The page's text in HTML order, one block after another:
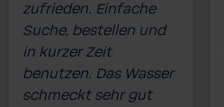
zufrieden. Einfache
Suche, bestellen und
in kurzer Zeit
benutzen. Das Wasser
schmeckt sehr gut